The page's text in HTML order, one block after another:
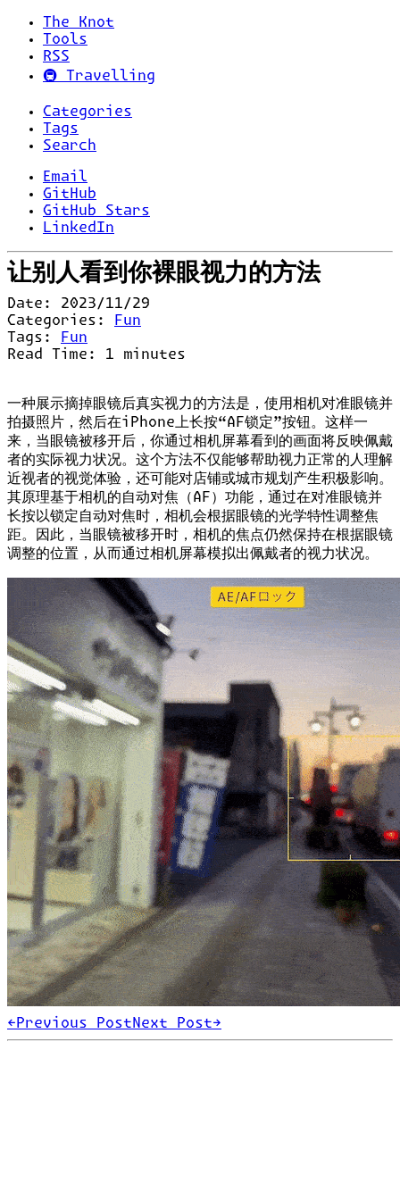
The Knot
Tools
RSS
🚇 Travelling
Categories
Tags
Search
Email
GitHub
GitHub Stars
LinkedIn
让别人看到你裸眼视力的方法
Date: 2023/11/29
Categories:
Fun
Tags:
Fun
Read Time: 1 minutes
一种展示摘掉眼镜后真实视力的方法是，使用相机对准眼镜并
拍摄照片，然后在iPhone上长按“AF锁定”按钮。这样一
来，当眼镜被移开后，你通过相机屏幕看到的画面将反映佩戴
者的实际视力状况。这个方法不仅能够帮助视力正常的人理解
近视者的视觉体验，还可能对店铺或城市规划产生积极影响。
其原理基于相机的自动对焦（AF）功能，通过在对准眼镜并
长按以锁定自动对焦时，相机会根据眼镜的光学特性调整焦
距。因此，当眼镜被移开时，相机的焦点仍然保持在根据眼镜
调整的位置，从而通过相机屏幕模拟出佩戴者的视力状况。
← Previous PostNext Post→